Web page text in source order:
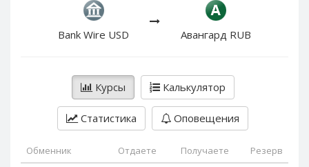
Bank Wire USD Авангард RUB
Курсы Калькулятор
Статистика Оповещения
Обменник Отдаете Получаете Резерв
PayPal HKD
PayPal NZD
PayPal NOK
PayPal PLN
PayPal SEK
PayPal DKK
PayPal HKD
PayPal NZD
PayPal NOK
PayPal PLN
PayPal SEK